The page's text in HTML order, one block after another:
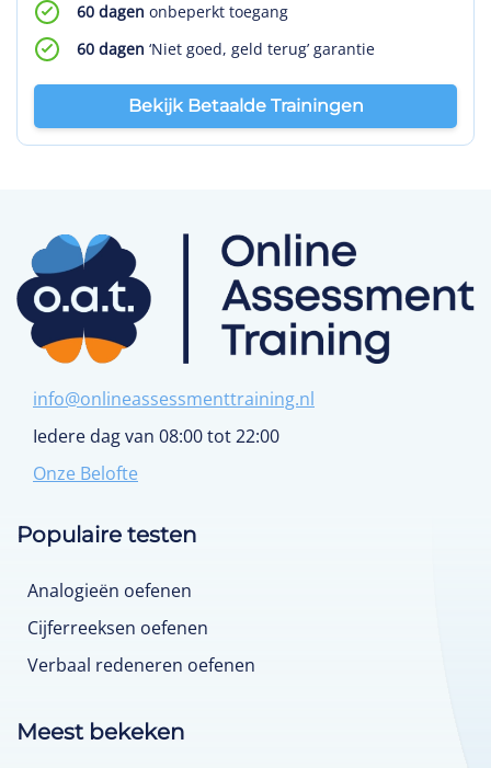
60 dagen onbeperkt toegang
60 dagen ‘Niet goed, geld terug’ garantie
Bekijk Betaalde Trainingen
info@onlineassessmenttraining.nl
Iedere dag van 08:00 tot 22:00
Onze Belofte
Populaire testen
Analogieën oefenen
Cijferreeksen oefenen
Verbaal redeneren oefenen
Meest bekeken